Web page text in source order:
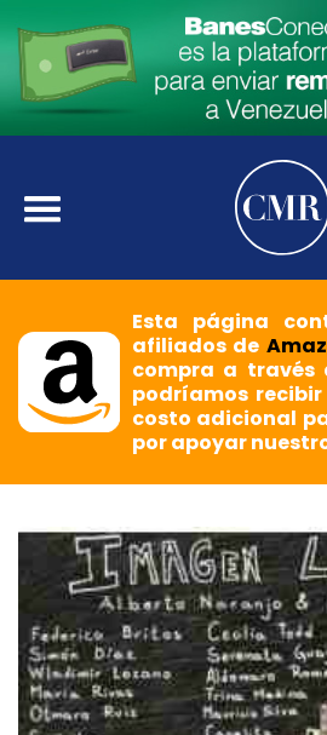
Esta página
afiliados de
compra a través
podríamos
costo adicional
por apoyar